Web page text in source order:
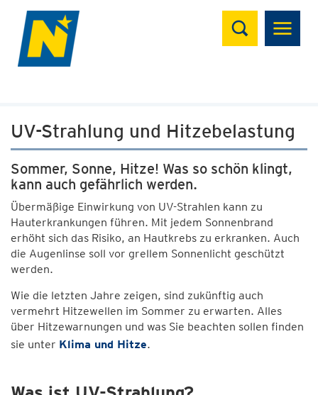
Suchen
UV-Strahlung und Hitzebelastung
Sommer, Sonne, Hitze! Was so schön klingt,
kann auch gefährlich werden.
Übermäßige Einwirkung von UV-Strahlen kann zu
Hauterkrankungen führen. Mit jedem Sonnenbrand
erhöht sich das Risiko, an Hautkrebs zu erkranken. Auch
die Augenlinse soll vor grellem Sonnenlicht geschützt
werden.
Wie die letzten Jahre zeigen, sind zukünftig auch
vermehrt Hitzewellen im Sommer zu erwarten. Alles
über Hitzewarnungen und was Sie beachten sollen finden
sie unter Klima und Hitze.